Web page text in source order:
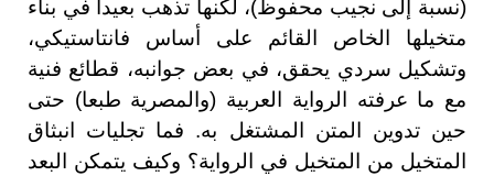
(نسبة إلى نجيب محفوظ)، لكنها تذهب بعيدا في بناء
متخيلها الخاص القائم على أساس فانتاستيكي،
وتشكيل سردي يحقق، في بعض جوانبه، قطائع فنية
مع ما عرفته الرواية العربية (والمصرية طبعا) حتى
حين تدوين المتن المشتغل به. فما تجليات انبثاق
المتخيل من المتخيل في الرواية؟ وكيف يتمكن البعد